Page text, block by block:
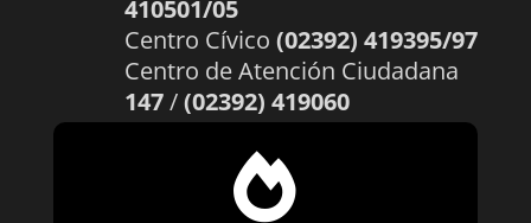
410501/05
Centro Cívico (02392) 419395/97
Centro de Atención Ciudadana
147/(02392) 419060
